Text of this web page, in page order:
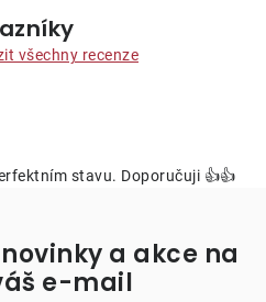
všechny recenze
stavu. Doporučuji 👍👍
a akce na
e-mail